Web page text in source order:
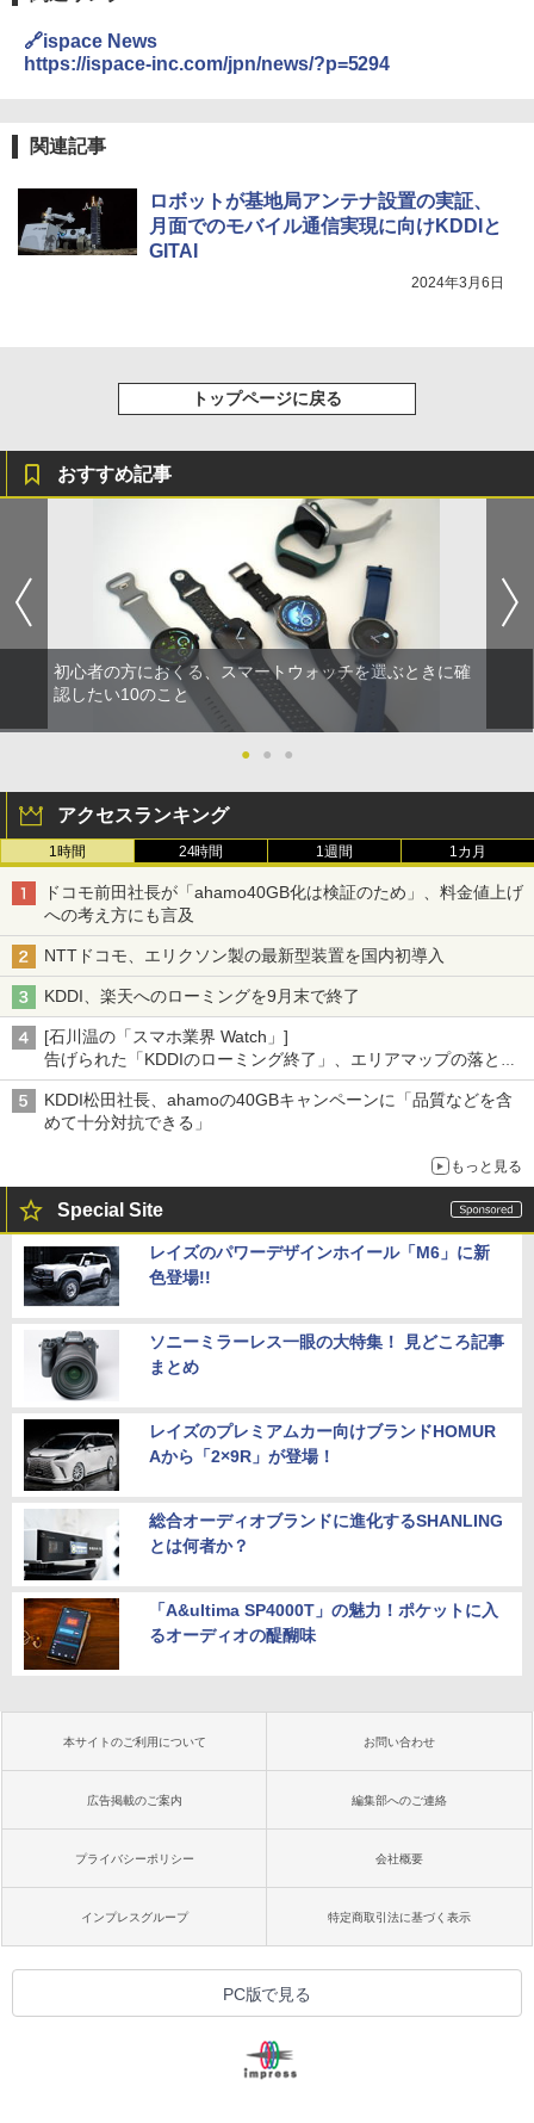
🔗ispace News
https://ispace-inc.com/jpn/news/?p=5294
関連記事
ロボットが基地局アンテナ設置の実証、
月面でのモバイル通信実現に向けKDDIと
GITAI
2024年3月6日
トップページに戻る
おすすめ記事
初心者の方におくる、スマートウォッチを選ぶときに確
認したい10のこと
● ● ●
アクセスランキング
1時間 24時間 1週間 1カ月
ドコモ前田社長が「ahamo40GB化は検証のため」、料金値上げ
への考え方にも言及
NTTドコモ、エリクソン製の最新型装置を国内初導入
KDDI、楽天へのローミングを9月末で終了
[石川温の「スマホ業界 Watch」]
告げられた「KDDIのローミング終了」、エリアマップの落とし
穴と楽天モバイルの課題
KDDI松田社長、ahamoの40GBキャンペーンに「品質などを含
めて十分対抗できる」
もっと見る
Special Site
レイズのパワーデザインホイール「M6」に新
色登場!!
ソニーミラーレス一眼の大特集！ 見どころ記事
まとめ
レイズのプレミアムカー向けブランドHOMUR
Aから「2×9R」が登場！
総合オーディオブランドに進化するSHANLING
とは何者か？
「A&ultima SP4000T」の魅力！ポケットに入
るオーディオの醍醐味
本サイトのご利用について お問い合わせ
広告掲載のご案内 編集部へのご連絡
プライバシーポリシー 会社概要
インプレスグループ 特定商取引法に基づく表示
PC版で見る